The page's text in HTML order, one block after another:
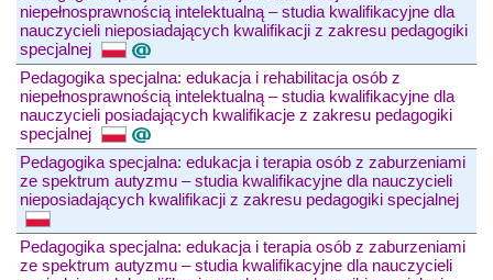
niepełnosprawnością intelektualną – studia kwalifikacyjne dla
nauczycieli nieposiadających kwalifikacji z zakresu pedagogiki
specjalnej
Pedagogika specjalna: edukacja i rehabilitacja osób z
niepełnosprawnością intelektualną – studia kwalifikacyjne dla
nauczycieli posiadających kwalifikacje z zakresu pedagogiki
specjalnej
Pedagogika specjalna: edukacja i terapia osób z zaburzeniami
ze spektrum autyzmu – studia kwalifikacyjne dla nauczycieli
nieposiadających kwalifikacji z zakresu pedagogiki specjalnej
Pedagogika specjalna: edukacja i terapia osób z zaburzeniami
ze spektrum autyzmu – studia kwalifikacyjne dla nauczycieli